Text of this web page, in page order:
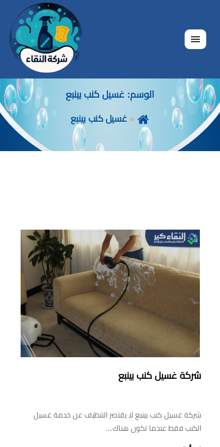
القائمة
الوسم: غسيل كنب بينبع
غسيل كنب بينبع
شركة غسيل كنب بينبع
شركة غسيل كنب بينبع لا يقتصر التنظيف عن خدمة غسيل
الكنب فقط عندما تكون هناك…